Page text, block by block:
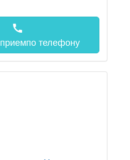
call
по телефону